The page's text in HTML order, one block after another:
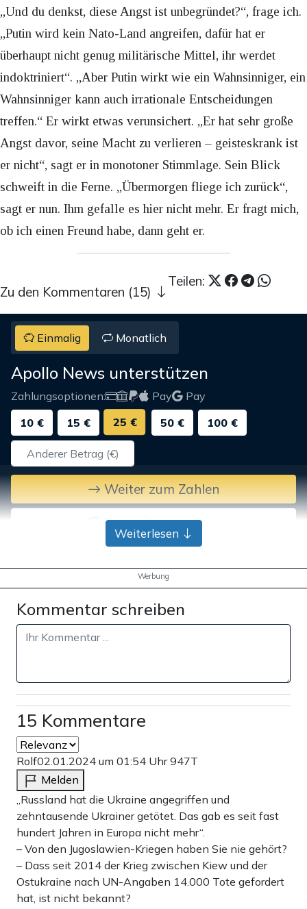
„Und du denkst, diese Angst ist unbegründet?“, frage ich.
„Putin wird kein Nato-Land angreifen, dafür hat er
überhaupt nicht genug militärische Mittel, ihr werdet
indoktriniert“. „Aber Putin wirkt wie ein Wahnsinniger, ein
Wahnsinniger kann auch irrationale Entscheidungen
treffen.“ Er wirkt etwas verunsichert. „Er hat sehr große
Angst davor, seine Macht zu verlieren – geisteskrank ist
er nicht“, sagt er in monotoner Stimmlage. Sein Blick
schweift in die Ferne. „Übermorgen fliege ich zurück“,
sagt er nun. Ihm gefalle es hier nicht mehr. Er fragt mich,
ob ich einen Freund habe, dann geht er.
Teilen:
Zu den Kommentaren (15)
Einmalig Monatlich
Apollo News unterstützen
Zahlungsoptionen: Pay
Pay
10 €
15 € 25 € 50 € 100 €
Weiter zum Zahlen
Bank-Überweisung
Weiterlesen
Werbung
Kommentar schreiben
15 Kommentare
Rolf02.01.2024 um 01:54 Uhr947T
Melden
„Russland hat die Ukraine angegriffen und
zehntausende Ukrainer getötet. Das gab es seit fast
hundert Jahren in Europa nicht mehr“.
– Von den Jugoslawien-Kriegen haben Sie nie gehört?
– Dass seit 2014 der Krieg zwischen Kiew und der
Ostukraine nach UN-Angaben 14.000 Tote gefordert
hat, ist nicht bekannt?